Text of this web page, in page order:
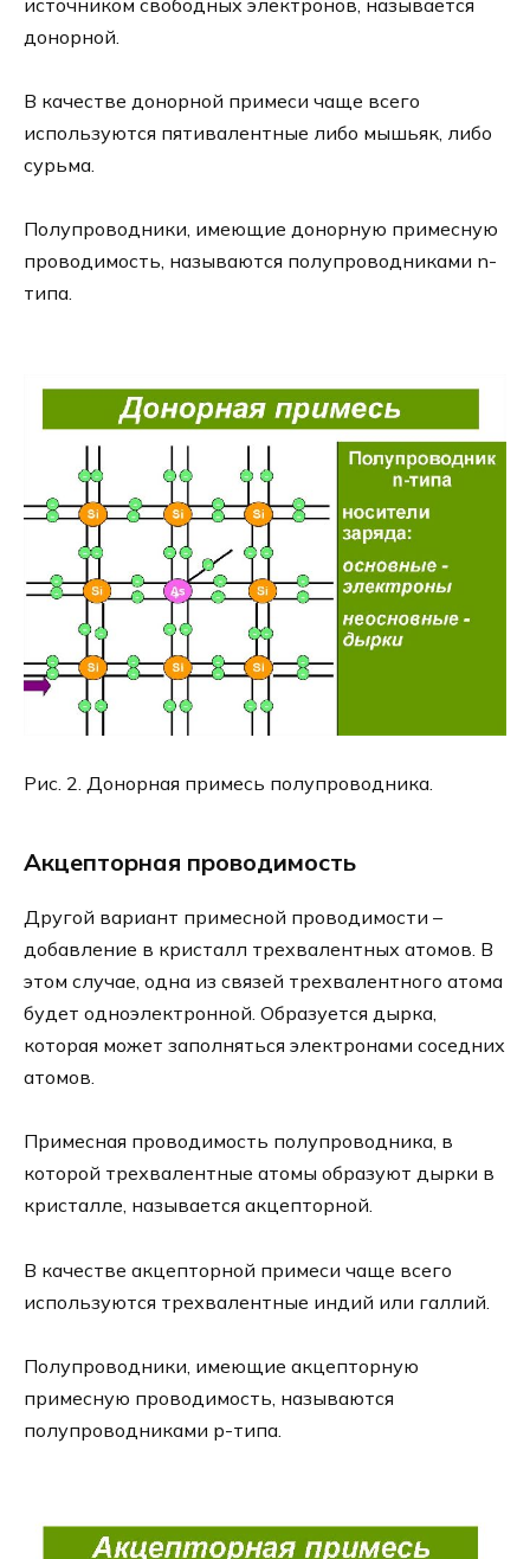
донорной.
В качестве донорной примеси чаще всего
используются пятивалентные либо мышьяк, либо
сурьма.
Полупроводники, имеющие донорную примесную
проводимость, называются полупроводниками n-
типа.
Рис. 2. Донорная примесь полупроводника.
Акцепторная проводимость
Другой вариант примесной проводимости –
добавление в кристалл трехвалентных атомов. В
этом случае, одна из связей трехвалентного атома
будет одноэлектронной. Образуется дырка,
которая может заполняться электронами соседних
атомов.
Примесная проводимость полупроводника, в
которой трехвалентные атомы образуют дырки в
кристалле, называется акцепторной.
В качестве акцепторной примеси чаще всего
используются трехвалентные индий или галлий.
Полупроводники, имеющие акцепторную
примесную проводимость, называются
полупроводниками p-типа.